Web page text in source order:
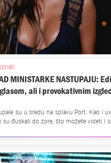
MINISTARKE NASTUPAJU:
ali i provokativnim
su u sredu na splavu Port. Kao i
đuskali do zore, što možete videti i